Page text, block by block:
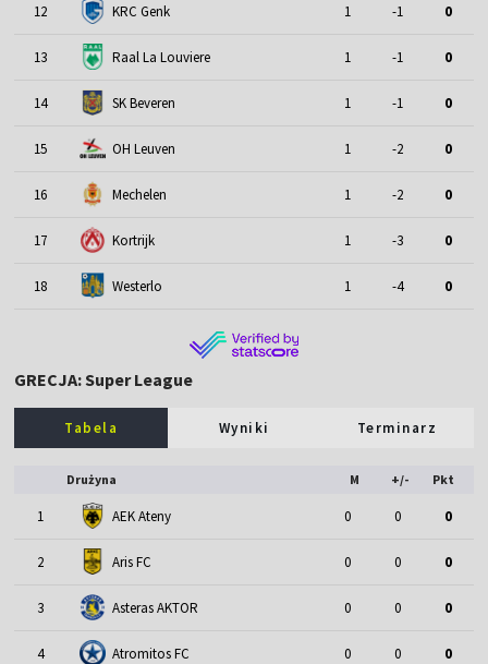
12 KRC Genk 1 -1 0
13 Raal La Louviere 1 -1 0
14 SK Beveren 1 -1 0
15 OH Leuven 1 -2 0
16 Mechelen 1 -2 0
17 Kortrijk 1 -3 0
18 Westerlo 1 -4 0
GRECJA: Super League
Tabela Wyniki Terminarz
Drużyna M +/- Pkt
1 AEK Ateny 0 0 0
2 Aris FC 0 0 0
3 Asteras AKTOR 0 0 0
4 Atromitos FC 0 0 0